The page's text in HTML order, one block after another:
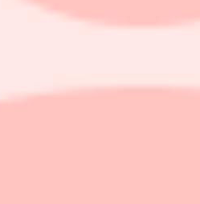
jämfört med samma period året innan.